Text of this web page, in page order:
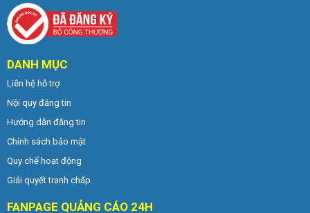
DANH MỤC
Liên hệ hỗ trợ
Nội quy đăng tin
Hướng dẫn đăng tin
Chính sách bảo mật
Quy chế hoạt động
Giải quyết tranh chấp
FANPAGE QUẢNG CÁO 24H